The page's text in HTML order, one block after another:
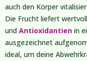
auch den Körper
Die Frucht liefert
und Antioxidantien in
ausgezeichnet
ideal, um deine